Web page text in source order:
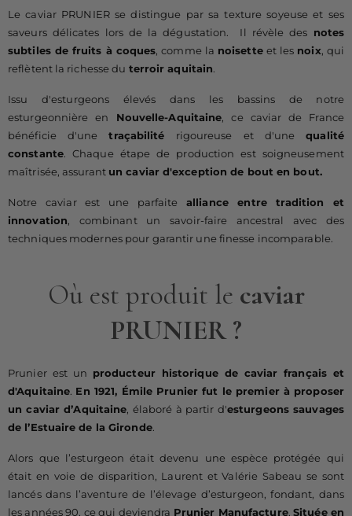
Le caviar PRUNIER se distingue par sa texture soyeuse et ses
saveurs délicates lors de la dégustation. Il révèle des notes
subtiles de fruits à coques, comme la noisetteet les noix, qui
reflètent la richesse du terroir aquitain.
Issu d'esturgeons élevés dans les bassins de notre
esturgeonnière en Nouvelle-Aquitaine, ce caviar de France
bénéficie d'unetraçabilité rigoureuse et d'unequalité
constante. Chaque étape de production est soigneusement
maîtrisée, assurant un caviar d'exception de bout en bout.
Notre caviar est une parfaitealliance entre tradition et
innovation, combinant un savoir-faire ancestral avec des
techniques modernes pour garantir une finesse incomparable.
Où est produit le caviar
PRUNIER?
Prunier est un producteur historique de caviar français et
d'Aquitaine. En 1921, Émile Prunier fut le premier à proposer
un caviar d’Aquitaine, élaboré à partir d'esturgeons sauvages
de l’Estuaire de la Gironde.
Alors que l’esturgeon était devenu une espèce protégée qui
était en voie de disparition, Laurent et Valérie Sabeau se sont
lancés dans l’aventure de l’élevage d’esturgeon, fondant, dans
les années 90, ce qui deviendra Prunier Manufacture.Située en